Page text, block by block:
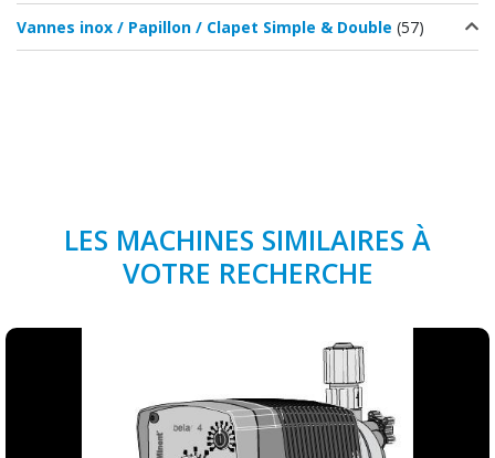
Vannes inox / Papillon / Clapet Simple & Double (57)
LES MACHINES SIMILAIRES À
VOTRE RECHERCHE